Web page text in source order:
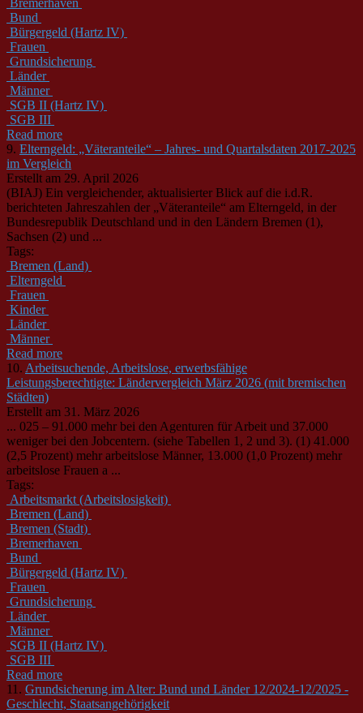
Bund
Bürgergeld (Hartz IV)
Frauen
Grundsicherung
Länder
Männer
SGB II (Hartz IV)
SGB III
Read more
9. Elterngeld: „Väteranteile“ – Jahres- und Quartalsdaten 2017-2025
im Vergleich
Erstellt am 29. April 2026
(BIAJ) Ein vergleichender, aktualisierter Blick auf die i.d.R.
berichteten Jahreszahlen der „Väteranteile“ am Elterngeld, in der
Bundesrepublik Deutschland und in den Ländern Bremen (1),
Sachsen (2) und ...
Tags:
Bremen (Land)
Elterngeld
Frauen
Kinder
Länder
Männer
Read more
10. Arbeitsuchende, Arbeitslose, erwerbsfähige
Leistungsberechtigte: Ländervergleich März 2026 (mit bremischen
Städten)
Erstellt am 31. März 2026
... 025 – 91.000 mehr bei den Agenturen für Arbeit und 37.000
weniger bei den Jobcentern. (siehe Tabellen 1, 2 und 3). (1) 41.000
(2,5 Prozent) mehr arbeitslose Männer, 13.000 (1,0 Prozent) mehr
arbeitslose Frauen a ...
Tags:
Arbeitsmarkt (Arbeitslosigkeit)
Bremen (Land)
Bremen (Stadt)
Bremerhaven
Bund
Bürgergeld (Hartz IV)
Frauen
Grundsicherung
Länder
Männer
SGB II (Hartz IV)
SGB III
Read more
11. Grundsicherung im Alter: Bund und Länder 12/2024-12/2025 -
Geschlecht, Staatsangehörigkeit